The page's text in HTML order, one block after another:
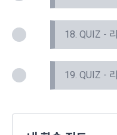
게 제공하는 일체의 서비스
있다. 단, 이 경우 "회사"는
지해야 한다.
3. 서비스의 이용은 “회사”
없는 한 연중무휴, 1년 24
회원 가입 의사의 확인,
자 식별, 회원탈퇴 의사의
를 이용합니다.
콘텐츠 등 기존 서비스 제
비스 제공 등 신규 서비
18. QUIZ -
19. QUIZ -